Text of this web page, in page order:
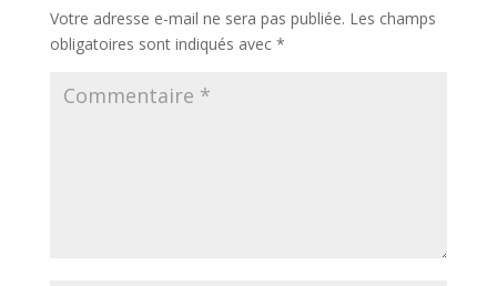
Votre adresse e-mail ne sera pas publiée. Les champs
obligatoires sont indiqués avec *